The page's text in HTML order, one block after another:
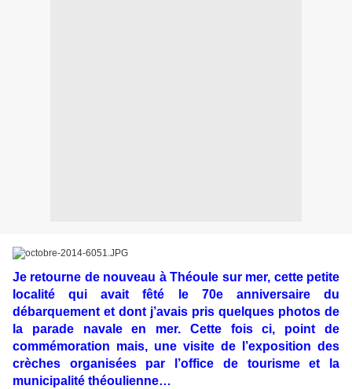
Je retourne de nouveau à Théoule sur mer, cette petite
localité qui avait fêté le 70e anniversaire du
débarquement et dont j’avais pris quelques photos de
la parade navale en mer. Cette fois ci, point de
commémoration mais, une visite de l’exposition des
crèches organisées par l’office de tourisme et la
municipalité théoulienne…